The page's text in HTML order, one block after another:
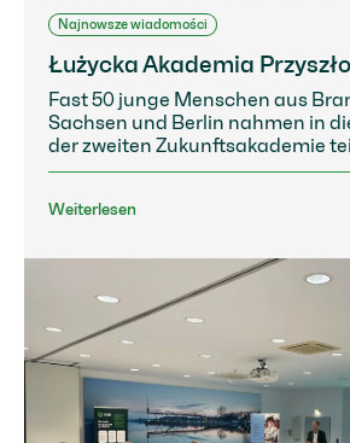
Najnowsze wiadomości
Łużycka Akademia
Fast 50 junge Menschen aus
Sachsen und Berlin nahmen in
der zweiten Zukunftsakademie
Weiterlesen